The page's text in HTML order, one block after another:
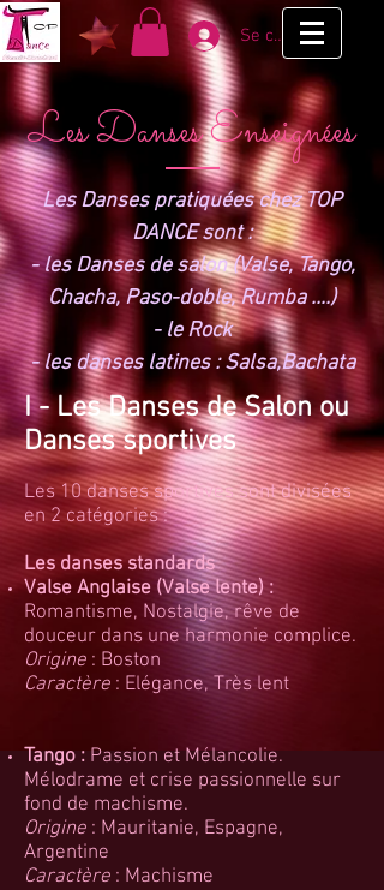
Se connecter
Les Danses Enseignées
Les Danses pratiquées chez TOP
DANCE sont :
- les Danses de salon (Valse, Tango,
Chacha, Paso-doble, Rumba ....)
- le Rock
- les danses latines : Salsa,Bachata
I - Les Danses de Salon ou
Danses sportives
Les 10 danses sportives sont divisées
en 2 catégories :
Les danses standards
Valse Anglaise (Valse lente) :
Romantisme, Nostalgie, rêve de
douceur dans une harmonie complice.
Origine : Boston
Caractère : Elégance, Très lent
Tango : Passion et Mélancolie.
Mélodrame et crise passionnelle sur
fond de machisme.
Origine : Mauritanie, Espagne,
Argentine
Caractère : Machisme